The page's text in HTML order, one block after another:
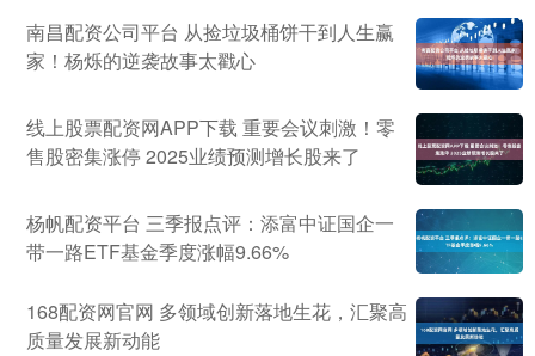
南昌配资公司平台 从捡垃圾桶饼干到人生赢
家！杨烁的逆袭故事太戳心
线上股票配资网APP下载 重要会议刺激！零
售股密集涨停 2025业绩预测增长股来了
杨帆配资平台 三季报点评：添富中证国企一
带一路ETF基金季度涨幅9.66%
168配资网官网 多领域创新落地生花，汇聚高
质量发展新动能